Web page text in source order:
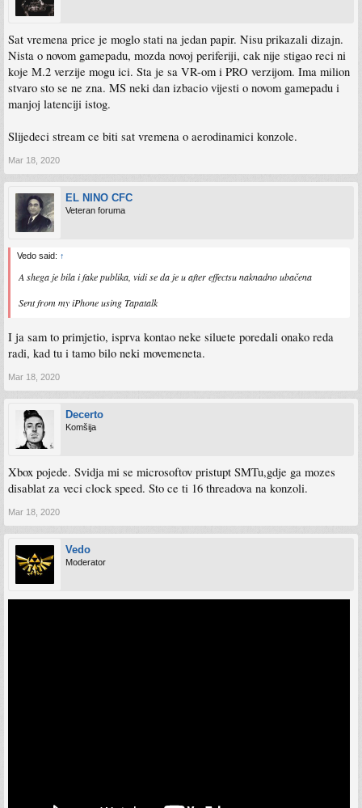
Sat vremena price je moglo stati na jedan papir. Nisu prikazali dizajn.
Nista o novom gamepadu, mozda novoj periferiji, cak nije stigao reci ni
koje M.2 verzije mogu ici. Sta je sa VR-om i PRO verzijom. Ima milion
stvaro sto se ne zna. MS neki dan izbacio vijesti o novom gamepadu i
manjoj latenciji istog.
Slijedeci stream ce biti sat vremena o aerodinamici konzole.
Mar 18, 2020
EL NINO CFC
Veteran foruma
Vedo said: ↑
A shega je bila i fake publika, vidi se da je u after effectsu naknadno ubačena
Sent from my iPhone using Tapatalk
I ja sam to primjetio, isprva kontao neke siluete poredali onako reda
radi, kad tu i tamo bilo neki movemeneta.
Mar 18, 2020
Decerto
Komšija
Xbox pojede. Svidja mi se microsoftov pristupt SMTu,gdje ga mozes
disablat za veci clock speed. Sto ce ti 16 threadova na konzoli.
Mar 18, 2020
Vedo
Moderator